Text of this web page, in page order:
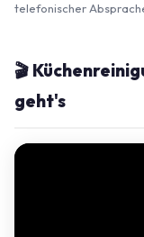
telefonischer
🎬
geht's